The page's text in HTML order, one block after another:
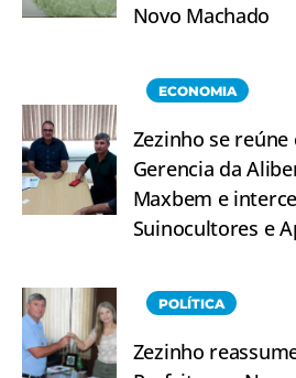
Novo Machado
ECONOMIA
Zezinho se reúne
Gerencia da
Maxbem e
Suinocultores e
POLÍTICA
Zezinho